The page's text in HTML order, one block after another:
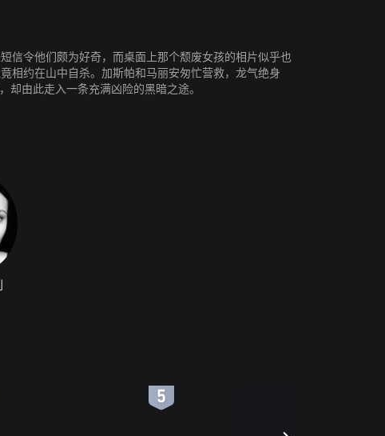
信令他们颇为好奇，而桌面上那个颓废女孩的相片似乎也
相约在山中自杀。加斯帕和马丽安匆忙营救，龙气绝身
由此走入一条充满凶险的黑暗之途。